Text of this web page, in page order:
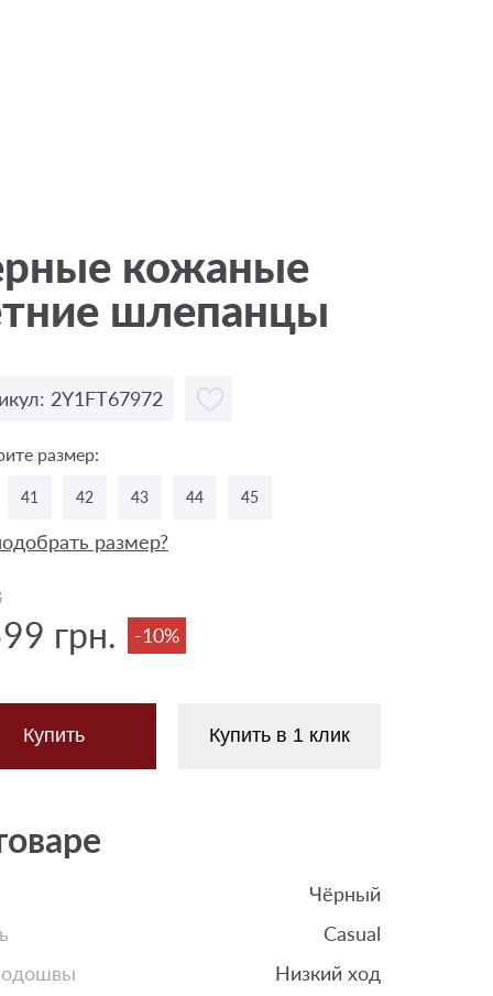
кожаные
шлепанцы
2Y1FT67972
размер:
41 42 43 44 45
размер?
грн. -10%
Купить Купить в 1 клик
Чёрный
Casual
Низкий ход